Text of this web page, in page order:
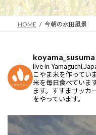
プ
動
HOME 今朝の水田風景
koyama_susuma
live in
こやま米を作ってい
米を毎日食べていま
ます。すすまサッカ
をやっています。